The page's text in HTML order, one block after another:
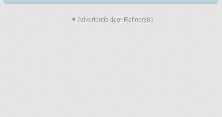
▼ Advertentie door Refinery89